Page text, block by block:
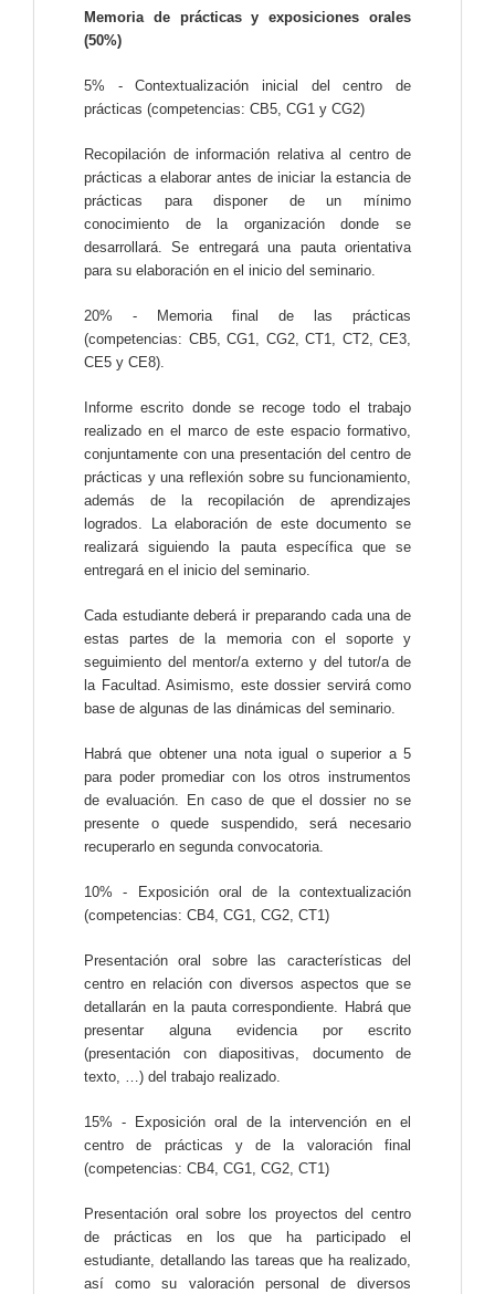
Memoria de prácticas y exposiciones orales
(50%)
5% - Contextualización inicial del centro de
prácticas (competencias: CB5, CG1 y CG2)
Recopilación de información relativa al centro de
prácticas a elaborar antes de iniciar la estancia de
prácticas para disponer de un mínimo
conocimiento de la organización donde se
desarrollará. Se entregará una pauta orientativa
para su elaboración en el inicio del seminario.
20% - Memoria final de las prácticas
(competencias: CB5, CG1, CG2, CT1, CT2, CE3,
CE5 y CE8).
Informe escrito donde se recoge todo el trabajo
realizado en el marco de este espacio formativo,
conjuntamente con una presentación del centro de
prácticas y una reflexión sobre su funcionamiento,
además de la recopilación de aprendizajes
logrados. La elaboración de este documento se
realizará siguiendo la pauta específica que se
entregará en el inicio del seminario.
Cada estudiante deberá ir preparando cada una de
estas partes de la memoria con el soporte y
seguimiento del mentor/a externo y del tutor/a de
la Facultad. Asimismo, este dossier servirá como
base de algunas de las dinámicas del seminario.
Habrá que obtener una nota igual o superior a 5
para poder promediar con los otros instrumentos
de evaluación. En caso de que el dossier no se
presente o quede suspendido, será necesario
recuperarlo en segunda convocatoria.
10% - Exposición oral de la contextualización
(competencias: CB4, CG1, CG2, CT1)
Presentación oral sobre las características del
centro en relación con diversos aspectos que se
detallarán en la pauta correspondiente. Habrá que
presentar alguna evidencia por escrito
(presentación con diapositivas, documento de
texto, …) del trabajo realizado.
15% - Exposición oral de la intervención en el
centro de prácticas y de la valoración final
(competencias: CB4, CG1, CG2, CT1)
Presentación oral sobre los proyectos del centro
de prácticas en los que ha participado el
estudiante, detallando las tareas que ha realizado,
así como su valoración personal de diversos